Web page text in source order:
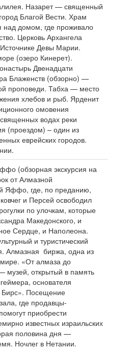
Назарет — священный
Благой Вести. Храм
над домом, где проживало
Церковь Архангела
Девы Марии.
(озеро Кинерет).
Двенадцати
Блаженств (обзорно) —
проповеди. Табха — место
хлебов и рыб. Ярденит
омовения
водах реки
(проездом) – один из
еврейских городов.
(обзорная экскурсия на
от Алмазной
Яффо, где, по преданию,
и Персей освободил
по улочкам, которые
Македонского, и
Сердце, и Наполеона.
и туристический
Алмазная биржа, одна из
«От алмаза до
музей, открытый в память
основателя
Посещение
где продавцы-
приобрести
известных израильских
половина дня —
Ночлег в Нетании.